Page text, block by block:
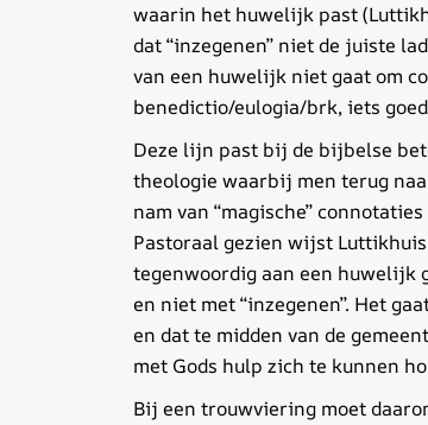
waarin het huwelijk past
dat “inzegenen” niet de juiste
van een huwelijk niet gaat om
benedictio/eulogia/brk, iets
Deze lijn past bij de bijbelse
theologie waarbij men terug
nam van “magische”
Pastoraal gezien wijst
tegenwoordig aan een huwelijk
en niet met “inzegenen”. Het
en dat te midden van de
met Gods hulp zich te kunnen
Bij een trouwviering moet